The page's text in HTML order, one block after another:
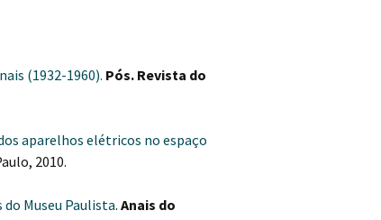
(1932-1960). Pós. Revista do
aparelhos elétricos no espaço
2010.
Museu Paulista. Anais do